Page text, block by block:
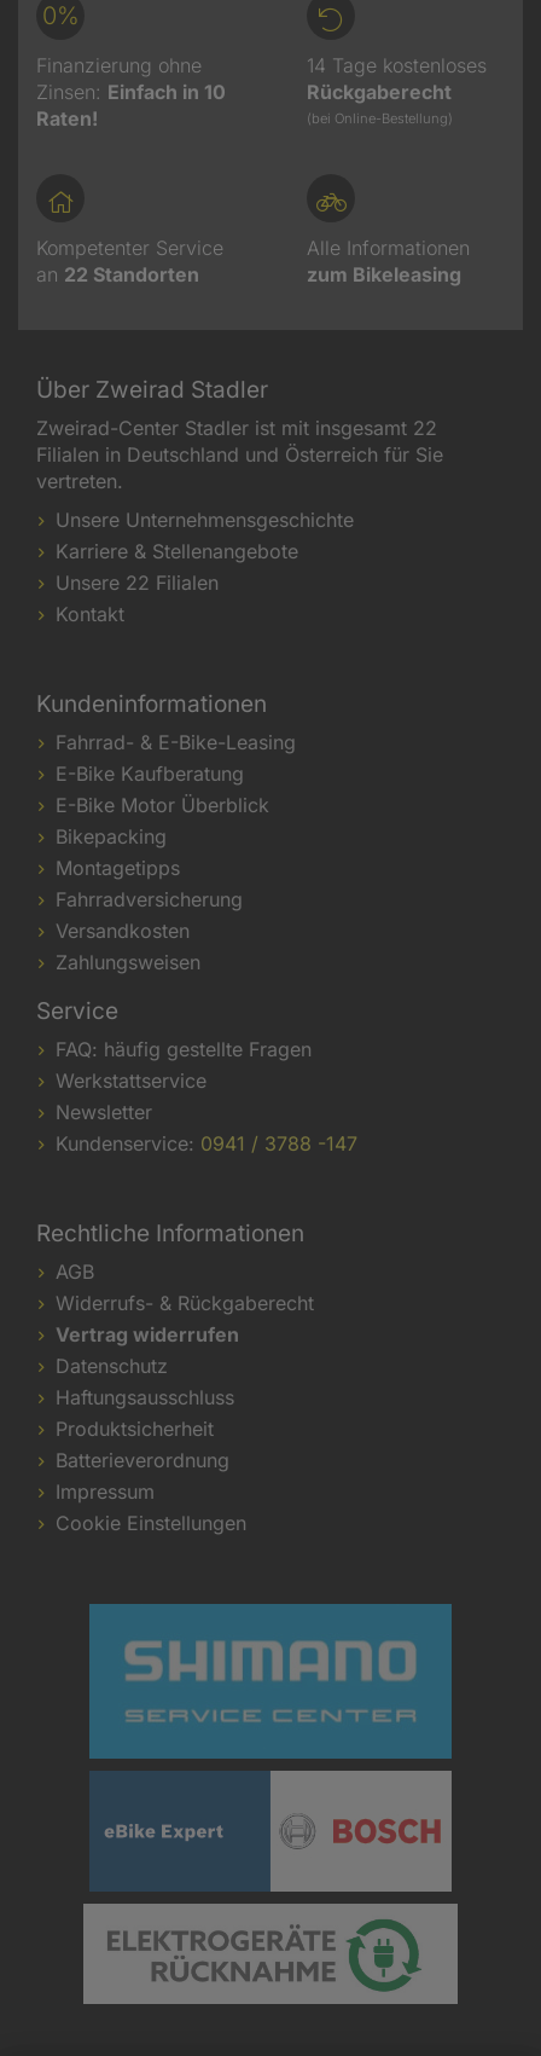
0%
Finanzierung ohne
Zinsen: Einfach in 10
Raten!
14 Tage kostenloses
Rückgaberecht
(bei Online-Bestellung)
Kompetenter Service
an 22 Standorten
Alle Informationen
zum Bikeleasing
Über Zweirad Stadler
Zweirad-Center Stadler ist mit insgesamt 22
Filialen in Deutschland und Österreich für Sie
vertreten.
Unsere Unternehmensgeschichte
Karriere & Stellenangebote
Unsere 22 Filialen
Kontakt
Kundeninformationen
Fahrrad- & E-Bike-Leasing
E-Bike Kaufberatung
E-Bike Motor Überblick
Bikepacking
Montagetipps
Fahrradversicherung
Versandkosten
Zahlungsweisen
Service
FAQ: häufig gestellte Fragen
Werkstattservice
Newsletter
Kundenservice: 0941 / 3788 -147
Rechtliche Informationen
AGB
Widerrufs- & Rückgaberecht
Vertrag widerrufen
Datenschutz
Haftungsausschluss
Produktsicherheit
Batterieverordnung
Impressum
Cookie Einstellungen